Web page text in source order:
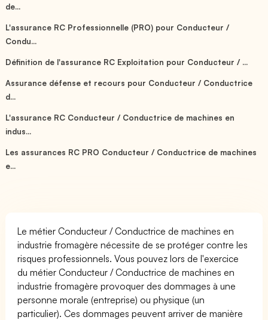
de...
L'assurance RC Professionnelle (PRO) pour Conducteur /
Condu...
Définition de l'assurance RC Exploitation pour Conducteur / ...
Assurance défense et recours pour Conducteur / Conductrice
d...
L'assurance RC Conducteur / Conductrice de machines en
indus...
Les assurances RC PRO Conducteur / Conductrice de machines
e...
Le métier Conducteur / Conductrice de machines en
industrie fromagère nécessite de se protéger contre les
risques professionnels. Vous pouvez lors de l'exercice
du métier Conducteur / Conductrice de machines en
industrie fromagère provoquer des dommages à une
personne morale (entreprise) ou physique (un
particulier). Ces dommages peuvent arriver de manière